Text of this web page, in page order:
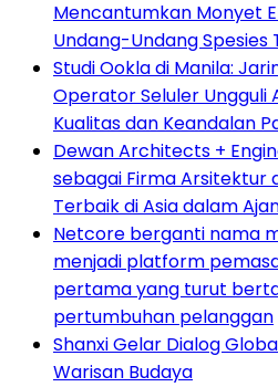
Mencantumkan Monyet
Undang-Undang Spesies
Studi Ookla di Manila:
Operator Seluler Ungguli
Kualitas dan Keandalan
Dewan Architects +
sebagai Firma Arsitektur
Terbaik di Asia dalam
Netcore berganti nama
menjadi platform
pertama yang turut
pertumbuhan pelanggan
Shanxi Gelar Dialog
Warisan Budaya